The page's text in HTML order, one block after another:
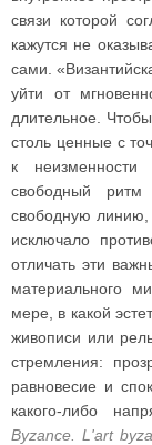
связи которой
кажутся не
сами.
уйти от
длительное. Чтобы
столь ценные с
к неизменности
свободный
свободную линию,
исключало
отличать эти
материального
мере, в какой
живописи или
стремления:
равновесие и
какого-либо
Byzance. L'art